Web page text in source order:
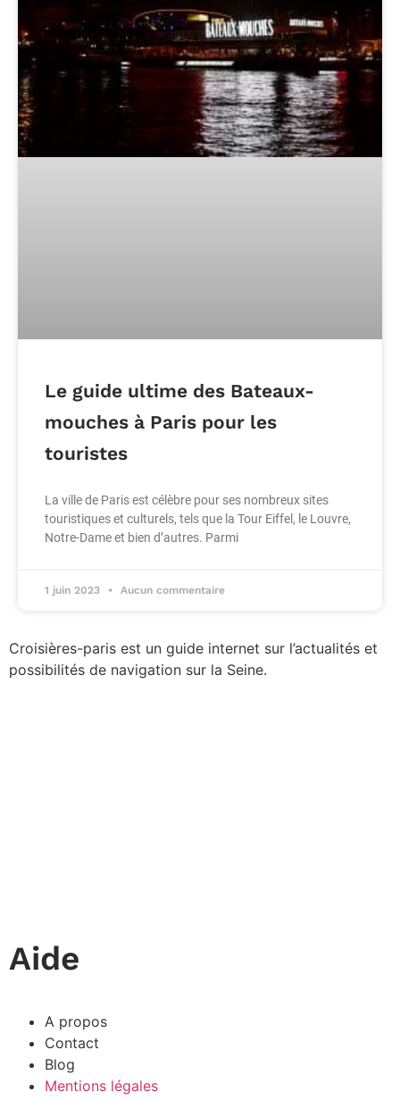
Le guide ultime des Bateaux-
mouches à Paris pour les
touristes
La ville de Paris est célèbre pour ses nombreux sites
touristiques et culturels, tels que la Tour Eiffel, le Louvre,
Notre-Dame et bien d’autres. Parmi
1 juin 2023 Aucun commentaire
Croisières-paris est un guide internet sur l’actualités et
possibilités de navigation sur la Seine.
Aide
A propos
Contact
Blog
Mentions légales